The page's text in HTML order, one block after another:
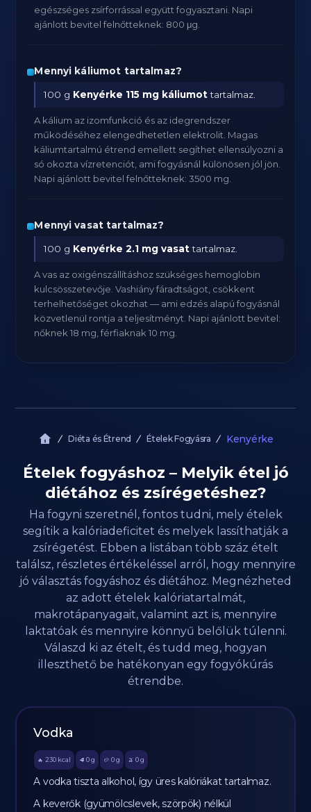
egészséges zsírforrással együtt fogyasztani. Napi
ajánlott bevitel felnőtteknek: 800 μg.
Mennyi káliumot tartalmaz?
100 g Kenyérke 115 mg káliumottartalmaz.
A kálium az izomfunkció és az idegrendszer
működéséhez elengedhetetlen elektrolit. Magas
káliumtartalmú étrend emellett segíthet ellensúlyozni a
só okozta vízretenciót, ami fogyásnál különösen jól jön.
Napi ajánlott bevitel felnőtteknek: 3500 mg.
Mennyi vasat tartalmaz?
100 g Kenyérke 2.1 mg vasattartalmaz.
A vas az oxigénszállításhoz szükséges hemoglobin
kulcsösszetevője. Vashiány fáradtságot, csökkent
terhelhetőséget okozhat — ami edzés alapú fogyásnál
közvetlenül rontja a teljesítményt. Napi ajánlott bevitel:
nőknek 18 mg, férfiaknak 10 mg.
Diéta és Étrend Ételek Fogyásra Kenyérke
Ételek fogyáshoz – Melyik étel jó
diétához és zsírégetéshez?
Ha fogyni szeretnél, fontos tudni, mely ételek
segítik a kalóriadeficitet és melyek lassíthatják a
zsírégetést. Ebben a listában több száz ételt
találsz, részletes értékeléssel arról, hogy mennyire
jó választás fogyáshoz és diétához. Megnézheted
az adott ételek kalóriatartalmát,
makrotápanyagait, valamint azt is, mennyire
laktatóak és mennyire könnyű belőlük túlenni.
Válaszd ki az ételt, és tudd meg, hogyan
illeszthető be hatékonyan egy fogyókúrás
étrendbe.
Vodka
🔥 230 kcal 🥩 0 g 🥔 0g 🫒 0 g
A vodka tiszta alkohol, így üres kalóriákat tartalmaz.
A keverők (gyümölcslevek, szörpök) nélkül